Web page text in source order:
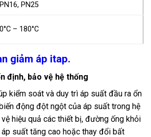
PN16, PN25
0°C – 180°C
giảm áp itap.
định, bảo vệ hệ thống
kiểm soát và duy trì áp suất đầu ra ổn
động đột ngột của áp suất trong hệ
hiệu quả các thiết bị, đường ống khỏi
suất tăng cao hoặc thay đổi bất